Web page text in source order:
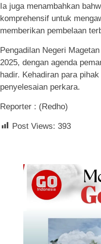
Ia juga menambahkan
komprehensif untuk
memberikan pembelaan
Pengadilan Negeri
2025, dengan agenda
hadir. Kehadiran para
penyelesaian perkara.
Reporter : (Redho)
Post Views: 393